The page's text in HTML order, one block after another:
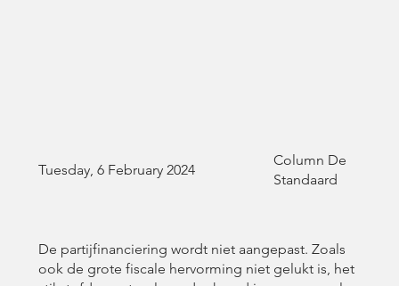
De partijfinanciering wordt niet aangepast. Zoals
ook de grote fiscale hervorming niet gelukt is, het
Tuesday, 6 February 2024
Column De
Standaard